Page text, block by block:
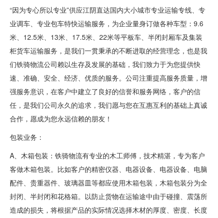
“因为专心所以专业”供应江阴直达国内大小城市专业运输专线、专
业调车、专业包车特快运输服务，为企业量身订做各种车型：9.6
米、12.5米、13米、17.5米、22米等平板车、半闭封厢车及集装
柜货车运输服务，是我们一贯秉承的不断进取的经营理念，也是我
们铁骑物流公司赖以生存及发展的基础，我们致力于为您提供快
速、准确、安全、经济、优质的服务。公司注重提高服务质量，增
强服务意识，在客户中建立了良好的信誉和服务网络，客户的信
任，是我们公司永久的追求，我们愿与您在互惠互利的基础上真诚
合作，愿成为您永远信赖的朋友！
包装业务：
A、木箱包装：铁骑物流有专业的木工师傅，技术精湛，专为客户
客做木箱包装。比如客户的精密仪器、电器设备、电器设备、电脑
配件、贵重器件、玻璃器皿等都应使用木箱包装，木箱包装分为全
封闭、半封闭和花格箱。以防止货物在运输途中由于碰撞、震荡所
造成的损失，将根据产品的实际情况选择木材的厚度、密度、长度